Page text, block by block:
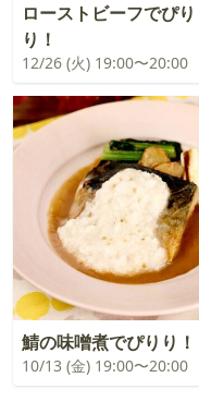
ローストビーフでぴり
り！
12/26 (火) 19:00〜20:00
鯖の味噌煮でぴりり！
10/13 (金) 19:00〜20:00